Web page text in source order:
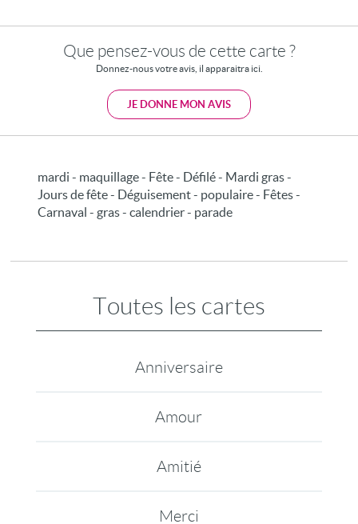
Que pensez-vous de cette carte ?
Donnez-nous votre avis, il apparaitra ici.
JE DONNE MON AVIS
mardi - maquillage - Fête - Défilé - Mardi gras -
Jours de fête - Déguisement - populaire - Fêtes -
Carnaval - gras - calendrier - parade
Toutes les cartes
Anniversaire
Amour
Amitié
Merci